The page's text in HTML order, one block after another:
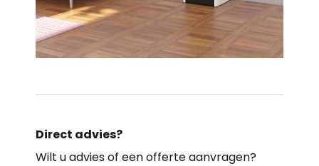
Direct advies?
Wilt u advies of een offerte aanvragen?